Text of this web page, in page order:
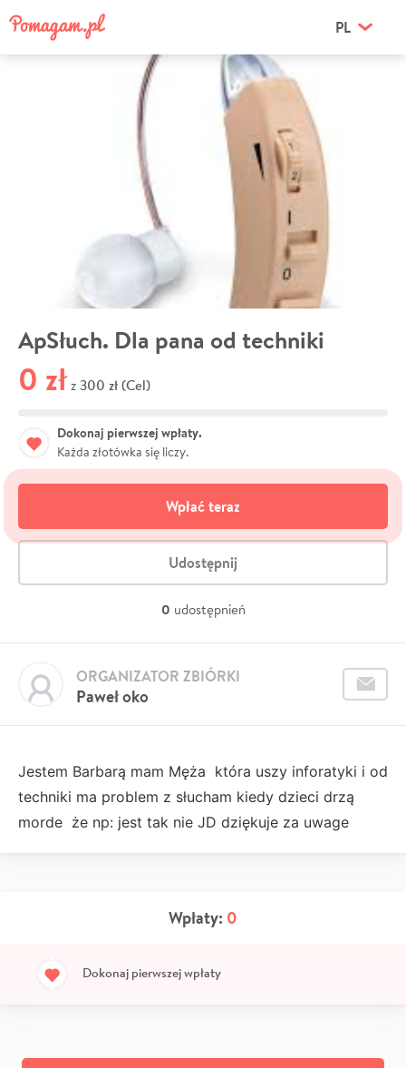
PL
ApSłuch. Dla pana od techniki
0 zł z 300 zł (Cel)
Dokonaj pierwszej wpłaty.
Każda złotówka się liczy.
Wpłać teraz
Udostępnij
0 udostępnień
Paweł oko
ORGANIZATOR ZBIÓRKI
Jestem Barbarą mam Męża która uszy inforatyki i od
techniki ma problem z słucham kiedy dzieci drzą
morde że np: jest tak nie JD dziękuje za uwage
Wpłaty: 0
Dokonaj pierwszej wpłaty